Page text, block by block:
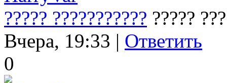
????? ??????????? ?????
Вчера, 19:33 | Ответить
0